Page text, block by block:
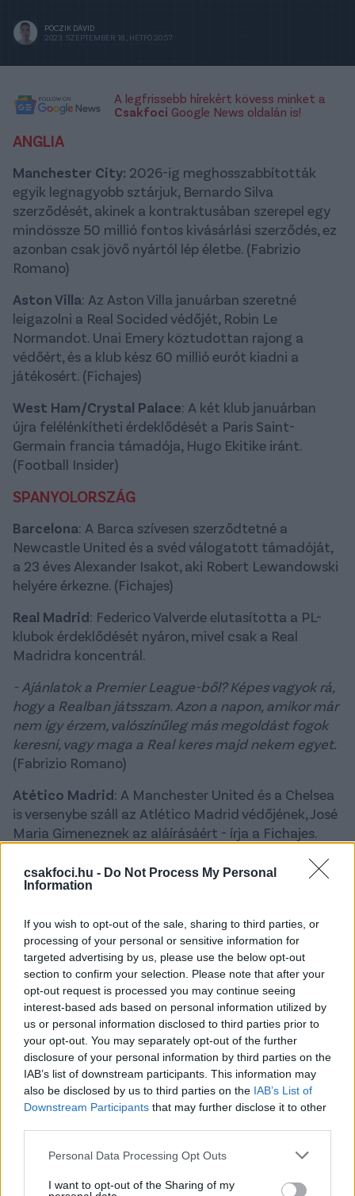
csakfoci.hu - Do Not Process My Personal
Information
If you wish to opt-out of the sale, sharing to third parties, or
processing of your personal or sensitive information for
targeted advertising by us, please use the below opt-out
section to confirm your selection. Please note that after your
opt-out request is processed you may continue seeing
interest-based ads based on personal information utilized by
us or personal information disclosed to third parties prior to
your opt-out. You may separately opt-out of the further
disclosure of your personal information by third parties on the
IAB’s list of downstream participants. This information may
also be disclosed by us to third parties on the IAB’s List of
Downstream Participants that may further disclose it to other
Please note that this website/app uses one or more Google
not limited to your visit or usage behaviour. You may click to
Personal Data Processing Opt Outs
I want to opt-out of the Sharing of my
PÓCZIK DÁVID
2023. SZEPTEMBER 18., HÉTFŐ 20:57
A legfrissebb hírekért kövess minket a
Csakfoci Google News oldalán is!
ANGLIA
Manchester City: 2026-ig meghosszabbították
egyik legnagyobb sztárjuk, Bernardo Silva
szerződését, akinek a kontraktusában szerepel egy
mindössze 50 millió fontos kivásárlási szerződés, ez
azonban csak jövő nyártól lép életbe. (Fabrizio
Romano)
Aston Villa: Az Aston Villa januárban szeretné
leigazolni a Real Socided védőjét, Robin Le
Normandot. Unai Emery köztudottan rajong a
védőért, és a klub kész 60 millió eurót kiadni a
játékosért. (Fichajes)
West Ham/Crystal Palace: A két klub januárban
újra felélénkítheti érdeklődését a Paris Saint-
Germain francia támadója, Hugo Ekitike iránt.
(Football Insider)
SPANYOLORSZÁG
Barcelona: A Barca szívesen szerződtetné a
Newcastle United és a svéd válogatott támadóját,
a 23 éves Alexander Isakot, aki Robert Lewandowski
helyére érkezne. (Fichajes)
Real Madrid: Federico Valverde elutasította a PL-
klubok érdeklődését nyáron, mivel csak a Real
Madridra koncentrál.
- Ajánlatok a Premier League-ből? Képes vagyok rá,
hogy a Realban játsszam. Azon a napon, amikor már
nem így érzem, valószínűleg más megoldást fogok
keresni, vagy maga a Real keres majd nekem egyet.
(Fabrizio Romano)
Atético Madrid: A Manchester United és a Chelsea
is versenybe száll az Atlético Madrid védőjének, José
Maria Gimeneznek az aláírásáért - írja a Fichajes.
szerződés köti a spanyol klubhoz, állítólag a
következő átigazolási időszakban mégis távozhat a
Athletic Bilbao: Az Aston Villa a Liverpoolhoz és a
Barcelonához hasonlóan szeretné leigazolni az
Athletic Bilbao 21 éves spanyol szélsőjét, Nico
Williamst, akinek jövő nyáron lejár a szerződése.
(Diario AS)
Sevilla: Papu Gomez az átigazolási időszak vége óta
továbbra is szabadon igazolható, miután
meghiúsult a Monzához való szerződése. (Fabrizio
Romano)
OLASZORSZÁG
leigazolását az Atlético Madridtól, miután